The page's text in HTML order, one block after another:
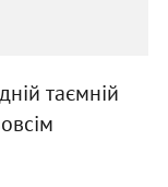
таємній